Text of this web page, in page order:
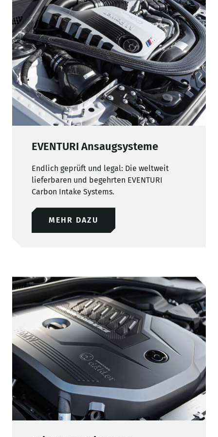
EVENTURI Ansaugsysteme
Endlich geprüft und legal: Die weltweit
lieferbaren und begehrten EVENTURI
Carbon Intake Systems.
MEHR DAZU